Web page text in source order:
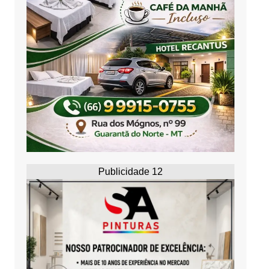
Publicidade 12